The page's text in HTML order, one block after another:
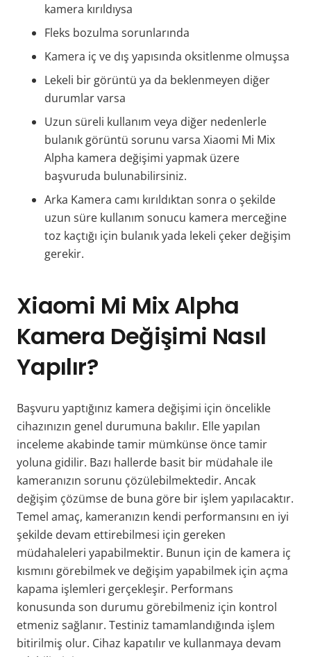
kamera kırıldıysa
Fleks bozulma sorunlarında
Kamera iç ve dış yapısında oksitlenme olmuşsa
Lekeli bir görüntü ya da beklenmeyen diğer
durumlar varsa
Uzun süreli kullanım veya diğer nedenlerle
bulanık görüntü sorunu varsa Xiaomi Mi Mix
Alpha kamera değişimi yapmak üzere
başvuruda bulunabilirsiniz.
Arka Kamera camı kırıldıktan sonra o şekilde
uzun süre kullanım sonucu kamera merceğine
toz kaçtığı için bulanık yada lekeli çeker değişim
gerekir.
Xiaomi Mi Mix Alpha
Kamera Değişimi Nasıl
Yapılır?
Başvuru yaptığınız kamera değişimi için öncelikle
cihazınızın genel durumuna bakılır. Elle yapılan
inceleme akabinde tamir mümkünse önce tamir
yoluna gidilir. Bazı hallerde basit bir müdahale ile
kameranızın sorunu çözülebilmektedir. Ancak
değişim çözümse de buna göre bir işlem yapılacaktır.
Temel amaç, kameranızın kendi performansını en iyi
şekilde devam ettirebilmesi için gereken
müdahaleleri yapabilmektir. Bunun için de kamera iç
kısmını görebilmek ve değişim yapabilmek için açma
kapama işlemleri gerçekleşir. Performans
konusunda son durumu görebilmeniz için kontrol
etmeniz sağlanır. Testiniz tamamlandığında işlem
bitirilmiş olur. Cihaz kapatılır ve kullanmaya devam